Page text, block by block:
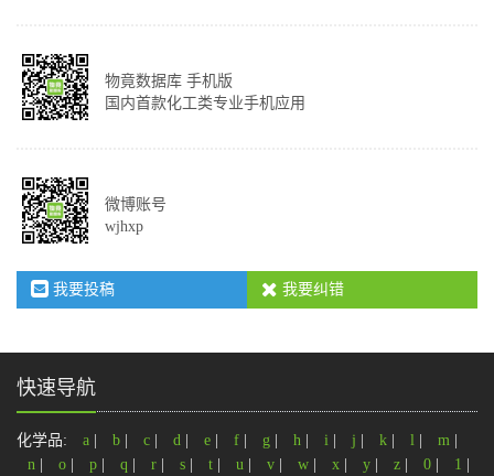
物竟数据库 手机版
国内首款化工类专业手机应用
微博账号
wjhxp
我要投稿 我要纠错
快速导航
化学品: a b c d e f g h i j k l m
n
o p q r s t u v w x y z 0 1